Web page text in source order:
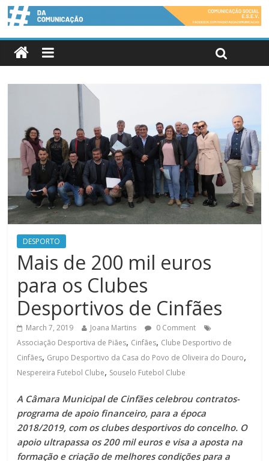
DESPORTO
Mais de 200 mil euros
para os Clubes
Desportivos de Cinfães
March 7, 2019 Joana Martins
0 Comment
Associação Desportiva de Piães, Cinfães, Clube Desportivo de
Cinfães, Grupo Desportivo da Casa do Povo de Oliveira do Douro,
Nespereira Futebol Clube, Souselo Futebol Clube
A Câmara Municipal de Cinfães celebrou contratos-
programa de apoio financeiro, para a época
2018/2019, com os clubes desportivos do concelho. O
apoio ultrapassa os 200 mil euros e visa a aposta na
formação e criação de melhores condições para a